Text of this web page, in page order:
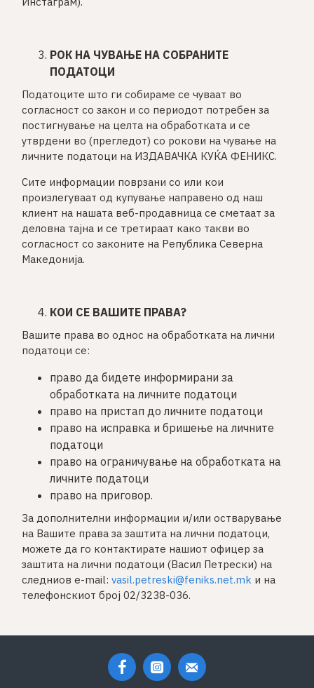
РОК НА ЧУВАЊЕ НА СОБРАНИТЕ
ПОДАТОЦИ
Податоците што ги собираме се чуваат во
согласност со закон и со периодот потребен за
постигнување на целта на обработката и се
утврдени во (прегледот) со рокови на чување на
личните податоци на ИЗДАВАЧКА КУЌА ФЕНИКС.
Сите информации поврзани со или кои
произлегуваат од купување направено од наш
клиент на нашата веб-продавница се сметаат за
деловна тајна и се третираат како такви во
согласност со законите на Република Северна
Македонија.
КОИ СЕ ВАШИТЕ ПРАВА?
Вашите права во однос на обработката на лични
податоци се:
право да бидете информирани за
обработката на личните податоци
право на пристап до личните податоци
право на исправка и бришење на личните
податоци
право на ограничување на обработката на
личните податоци
право на приговор.
За дополнителни информации и/или остварување
на Вашите права за заштита на лични податоци,
можете да го контактирате нашиот офицер за
заштита на лични податоци (Васил Петрески) на
следниов e-mail: vasil.petreski@feniks.net.mk и на
телефонскиот број 02/3238-036.